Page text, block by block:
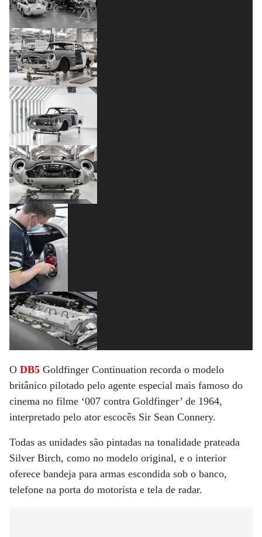
O DB5 Goldfinger Continuation recorda o modelo
britânico pilotado pelo agente especial mais famoso do
cinema no filme ‘007 contra Goldfinger’ de 1964,
interpretado pelo ator escocês Sir Sean Connery.
Todas as unidades são pintadas na tonalidade prateada
Silver Birch, como no modelo original, e o interior
oferece bandeja para armas escondida sob o banco,
telefone na porta do motorista e tela de radar.